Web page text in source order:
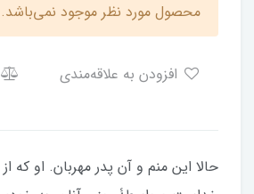
محصول مورد نظر موجود نمی‌باشد.
حالا این منم و آن پدر مهربان. او که